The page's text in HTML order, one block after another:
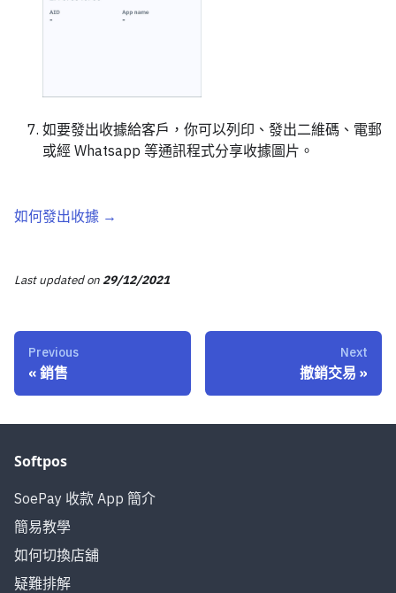
如要發出收據給客戶，你可以列印、發出二維碼、電郵
或經 Whatsapp 等通訊程式分享收據圖片。
如何發出收據 →
Last updatedon29/12/2021
Previous
« 銷售
Next
撤銷交易 »
Softpos
SoePay 收款 App 簡介
簡易教學
如何切換店舖
疑難排解